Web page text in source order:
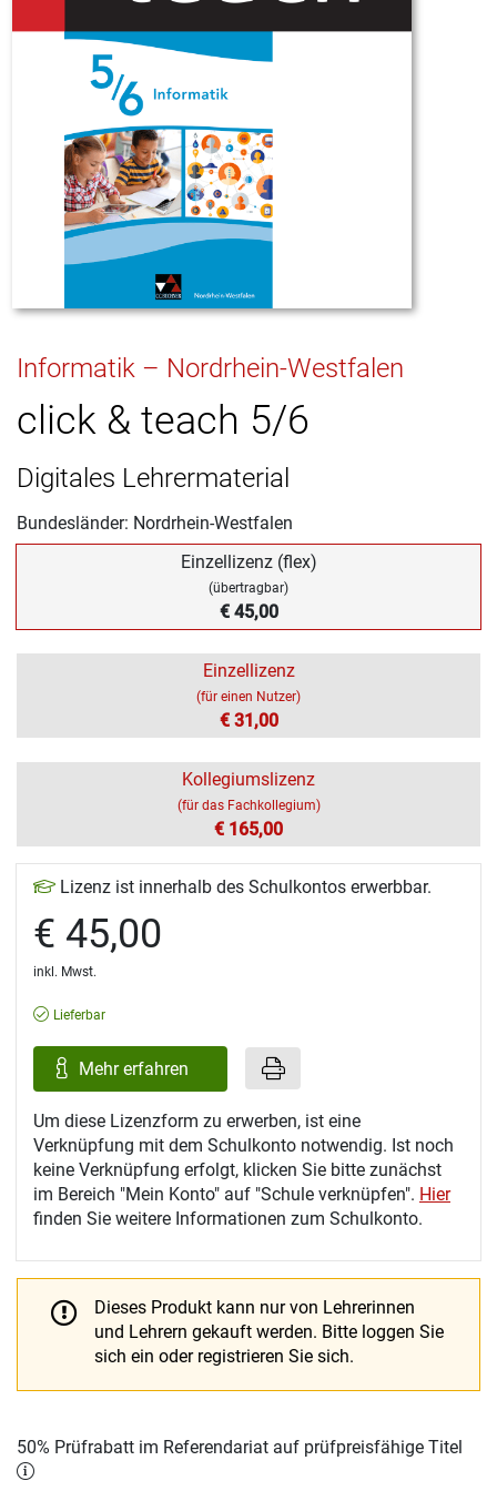
Informatik – Nordrhein-Westfalen
click & teach 5/6
Digitales Lehrermaterial
Bundesländer: Nordrhein-Westfalen
Einzellizenz (flex)
(übertragbar)
€ 45,00
Einzellizenz
(für einen Nutzer)
€ 31,00
Kollegiumslizenz
(für das Fachkollegium)
€ 165,00
Lizenz ist innerhalb des Schulkontos erwerbbar.
€ 45,00
inkl. Mwst.
Lieferbar
Mehr erfahren
Um diese Lizenzform zu erwerben, ist eine
Verknüpfung mit dem Schulkonto notwendig. Ist noch
keine Verknüpfung erfolgt, klicken Sie bitte zunächst
im Bereich "Mein Konto" auf "Schule verknüpfen". Hier
finden Sie weitere Informationen zum Schulkonto.
Dieses Produkt kann nur von Lehrerinnen
und Lehrern gekauft werden. Bitte loggen Sie
sich ein oder registrieren Sie sich.
50% Prüfrabatt im Referendariat auf prüfpreisfähige Titel